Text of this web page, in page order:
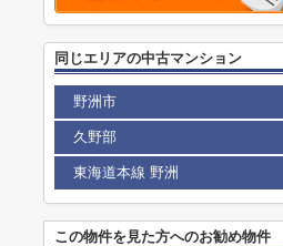
同じエリアの中古マンション
野洲市
久野部
東海道本線 野洲
この物件を見た方へのお勧め物件